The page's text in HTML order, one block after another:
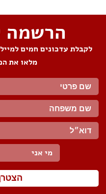
הרשמה
לקבלת עדכונים חמים
מלאו את
מי אני